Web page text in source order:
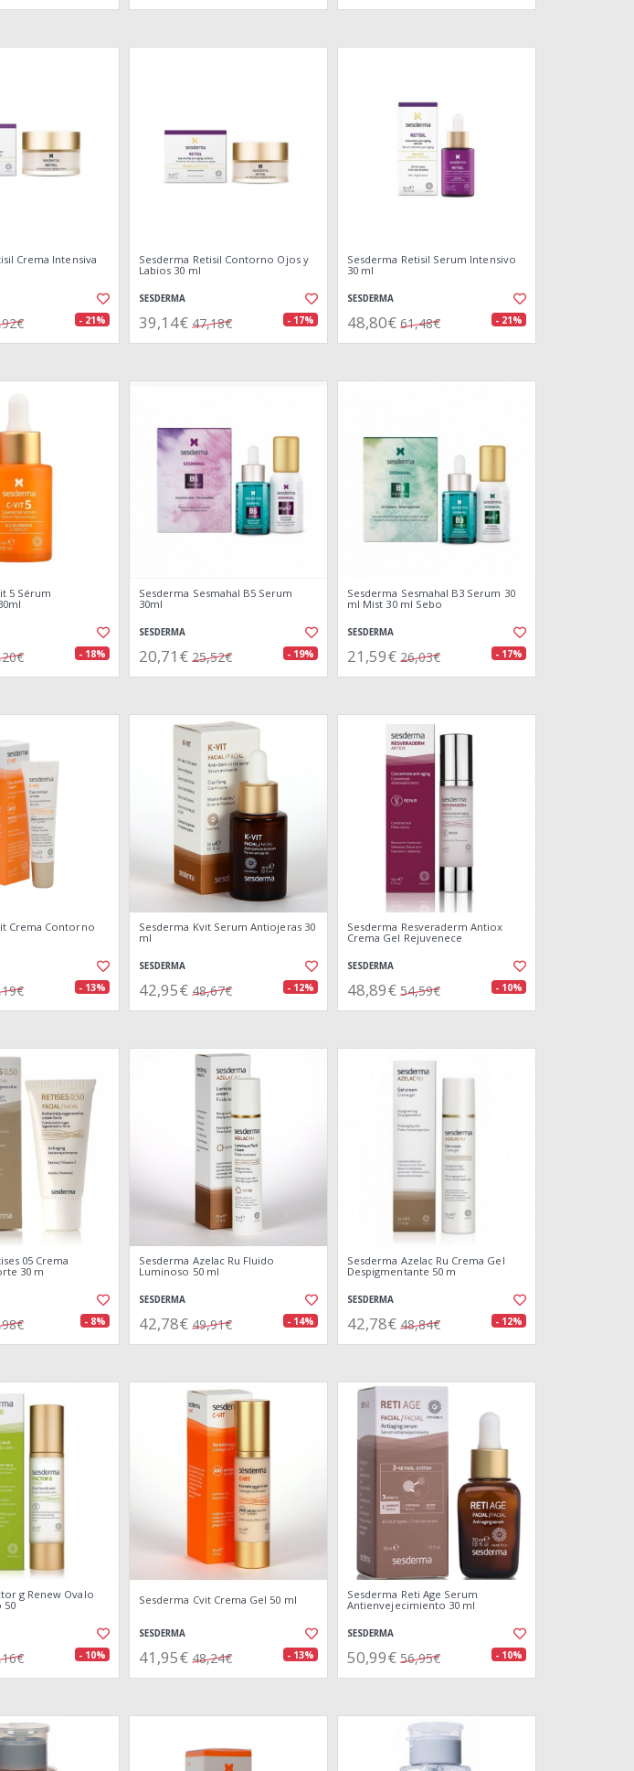
Crema Intensiva
- 21%
Sesderma Retisil Contorno Ojos y
Labios 30 ml
SESDERMA
39,14€ 47,18€ - 17%
Sesderma Retisil Serum Intensivo
30 ml
SESDERMA
48,80€ 61,48€ - 21%
5 Sérum
- 18%
Sesderma Sesmahal B5 Serum
30ml
SESDERMA
20,71€ 25,52€ - 19%
Sesderma Sesmahal B3 Serum 30
ml Mist 30 ml Sebo
SESDERMA
21,59€ 26,03€ - 17%
Crema Contorno
- 13%
Sesderma Kvit Serum Antiojeras 30
ml
SESDERMA
42,95€ 48,67€ - 12%
Sesderma Resveraderm Antiox
Crema Gel Rejuvenece
SESDERMA
48,89€ 54,59€ - 10%
05 Crema
30 m
- 8%
Sesderma Azelac Ru Fluido
Luminoso 50 ml
SESDERMA
42,78€ 49,91€ - 14%
Sesderma Azelac Ru Crema Gel
Despigmentante 50 m
SESDERMA
42,78€ 48,84€ - 12%
g Renew Ovalo
50
- 10%
Sesderma Cvit Crema Gel 50 ml
SESDERMA
41,95€ 48,24€ - 13%
Sesderma Reti Age Serum
Antienvejecimiento 30 ml
SESDERMA
50,99€ 56,95€ - 10%